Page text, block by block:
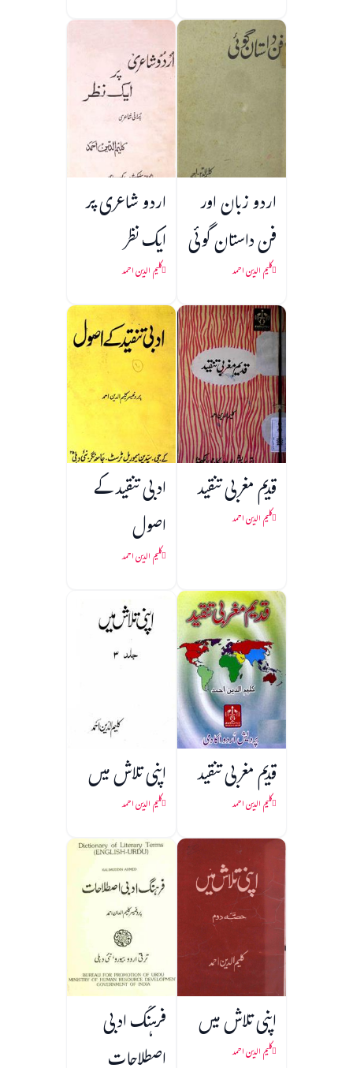
اردو زبان اور
فن داستان گوئی
کلیم الدین احمد
اردو شاعری پر
ایک نظر
کلیم الدین احمد
قدیم مغربی تنقید
کلیم الدین احمد
ادبی تنقید کے
اصول
کلیم الدین احمد
قدیم مغربی تنقید
کلیم الدین احمد
اپنی تلاش میں
کلیم الدین احمد
اپنی تلاش میں
کلیم الدین احمد
فرہنگ ادبی